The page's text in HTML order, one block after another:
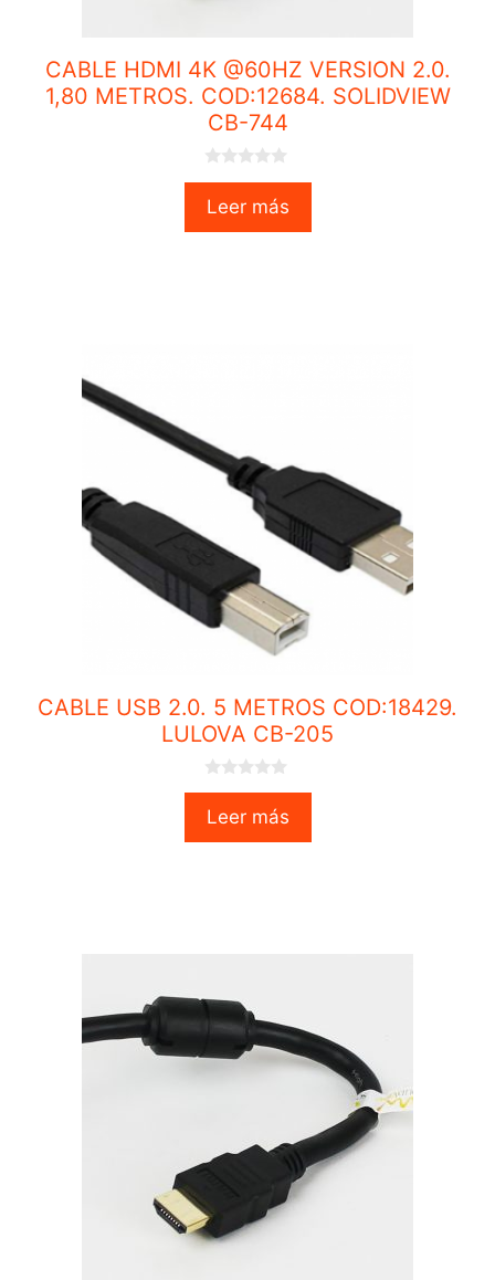
CABLE HDMI 4K @60HZ VERSION 2.0.
1,80 METROS. COD:12684. SOLIDVIEW
CB-744
0
u
Leer más
CABLE USB 2.0. 5 METROS COD:18429.
LULOVA CB-205
0
u
Leer más